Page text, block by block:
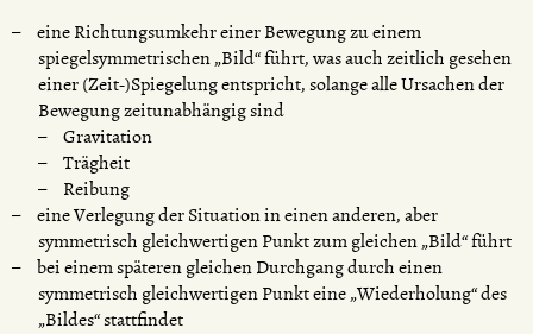
eine Richtungsumkehr einer Bewegung zu einem
spiegelsymmetrischen „Bild“ führt, was auch zeitlich gesehen
einer (Zeit-)Spiegelung entspricht, solange alle Ursachen der
Bewegung zeitunabhängig sind
Gravitation
Trägheit
Reibung
eine Verlegung der Situation in einen anderen, aber
symmetrisch gleichwertigen Punkt zum gleichen „Bild“ führt
bei einem späteren gleichen Durchgang durch einen
symmetrisch gleichwertigen Punkt eine „Wiederholung“ des
„Bildes“ stattfindet